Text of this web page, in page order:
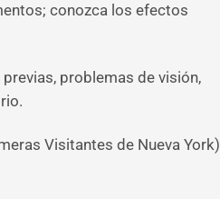
conozca los efectos
problemas de visión,
Visitantes de Nueva York)